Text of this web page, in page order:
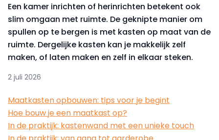
Een kamer inrichten of herinrichten betekent ook
slim omgaan met ruimte. De geknipte manier om
spullen op te bergen is met kasten op maat van de
ruimte. Dergelijke kasten kan je makkelijk zelf
maken, of laten maken en zelf in elkaar steken.
2 juli 2026
Maatkasten opbouwen: tips voor je begint
Hoe bouw je een maatkast op?
In de praktijk: kastenwand met een unieke touch